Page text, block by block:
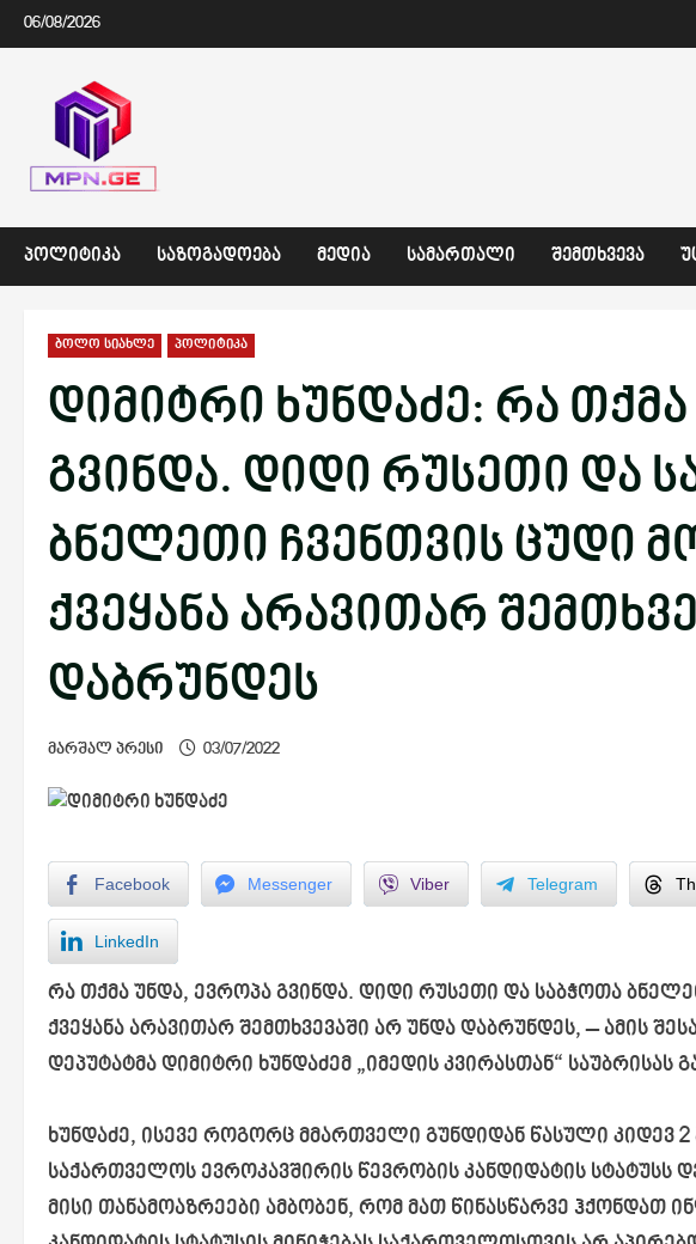
Skip
to
06/08/2026
ᲞᲝᲚᲘᲢᲘᲙᲐ ᲡᲐᲖᲝᲒᲐᲓᲝᲔᲑᲐ ᲛᲔᲓᲘᲐ ᲡᲐᲛᲐᲠᲗᲐᲚᲘ ᲨᲔᲛᲗᲮᲕᲔᲕᲐ
ბოლო სიახლე პოლიტიკა
დიმიტრი ხუნდაძე: რა
გვინდა. დიდი რუსეთი და
ბნელეთი ჩვენთვის ცუდი
ქვეყანა არავითარ
დაბრუნდეს
მარშალ პრესი 03/07/2022
Facebook Messenger Viber Telegram
LinkedIn
რა თქმა უნდა, ევროპა გვინდა. დიდი რუსეთი და საბჭოთა
ქვეყანა არავითარ შემთხვევაში არ უნდა დაბრუნდეს, – ამის
დეპუტატმა დიმიტრი ხუნდაძემ „იმედის კვირასთან“ საუბრისას
ხუნდაძე, ისევე როგორც მმართველი გუნდიდან წასული კიდევ
საქართველოს ევროკავშირის წევრობის კანდიდატის სტატუსს
მისი თანამოაზრეები ამბობენ, რომ მათ წინასწარვე ჰქონდათ